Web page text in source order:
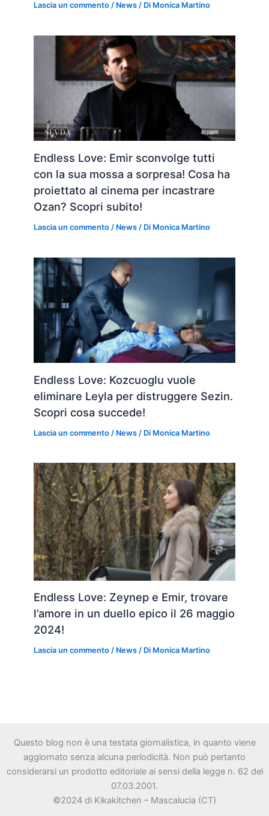
Lascia un commento / News / Di Monica Martino
Endless Love: Emir sconvolge tutti
con la sua mossa a sorpresa! Cosa ha
proiettato al cinema per incastrare
Ozan? Scopri subito!
Lascia un commento / News / Di Monica Martino
Endless Love: Kozcuoglu vuole
eliminare Leyla per distruggere Sezin.
Scopri cosa succede!
Lascia un commento / News / Di Monica Martino
Endless Love: Zeynep e Emir, trovare
l’amore in un duello epico il 26 maggio
2024!
Lascia un commento / News / Di Monica Martino
Questo blog non è una testata giornalistica, in quanto viene
aggiornato senza alcuna periodicità. Non può pertanto
considerarsi un prodotto editoriale ai sensi della legge n. 62 del
07.03.2001.
©2024 di Kikakitchen – Mascalucia (CT)